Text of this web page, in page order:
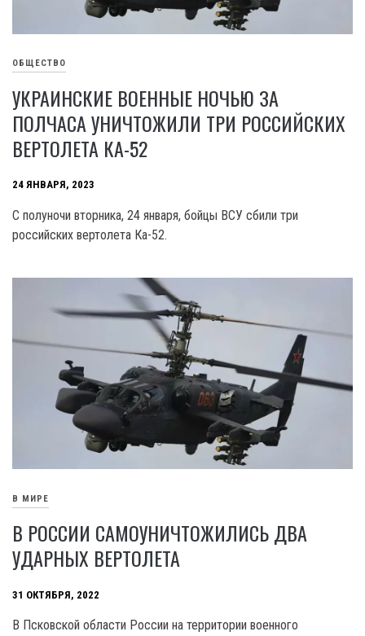
ОБЩЕСТВО
УКРАИНСКИЕ ВОЕННЫЕ НОЧЬЮ ЗА
ПОЛЧАСА УНИЧТОЖИЛИ ТРИ РОССИЙСКИХ
ВЕРТОЛЕТА КА-52
24 ЯНВАРЯ, 2023
С полуночи вторника, 24 января, бойцы ВСУ сбили три
российских вертолета Ка-52.
В МИРЕ
В РОССИИ САМОУНИЧТОЖИЛИСЬ ДВА
УДАРНЫХ ВЕРТОЛЕТА
31 ОКТЯБРЯ, 2022
В Псковской области России на территории военного